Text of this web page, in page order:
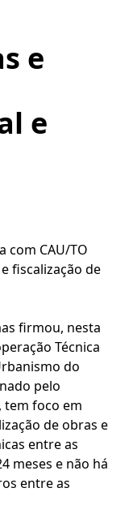
e
e
com CAU/TO
fiscalização de
firmou, nesta
Técnica
do
pelo
tem foco em
de obras e
entre as
meses e não há
entre as